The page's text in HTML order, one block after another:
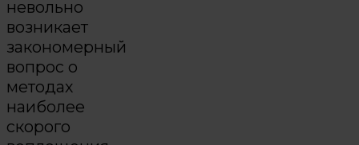
невольно
возникает
закономерный
вопрос о
методах
наиболее
скорого